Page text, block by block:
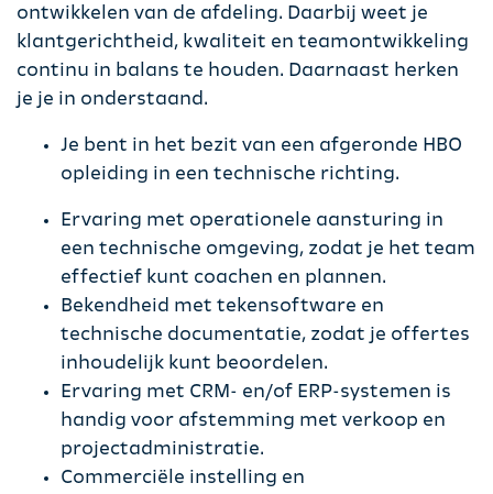
ontwikkelen van de afdeling. Daarbij weet je
klantgerichtheid, kwaliteit en teamontwikkeling
continu in balans te houden. Daarnaast herken
je je in onderstaand.
Je bent in het bezit van een afgeronde HBO
opleiding in een technische richting.
Ervaring met operationele aansturing in
een technische omgeving, zodat je het team
effectief kunt coachen en plannen.
Bekendheid met tekensoftware en
technische documentatie, zodat je offertes
inhoudelijk kunt beoordelen.
Ervaring met CRM- en/of ERP-systemen is
handig voor afstemming met verkoop en
projectadministratie.
Commerciële instelling en